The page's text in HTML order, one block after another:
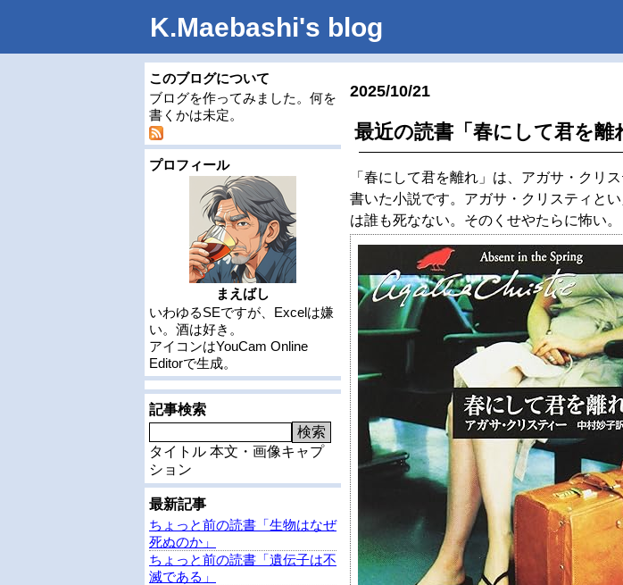
K.Maebashi's blog
2025/10/21
最近の読書「春にして君を離
「春にして君を離れ」は、アガサ・クリ
書いた小説です。アガサ・クリスティと
は誰も死なない。そのくせやたらに怖い。
このブログについて
ブログを作ってみました。何を
書くかは未定。
プロフィール
まえばし
いわゆるSEですが、Excelは嫌
い。酒は好き。
アイコンはYouCam Online
Editorで生成。
記事検索
検索
タイトル 本文・画像キャプ
ション
最新記事
ちょっと前の読書「生物はなぜ
死ぬのか」
ちょっと前の読書「遺伝子は不
滅である」